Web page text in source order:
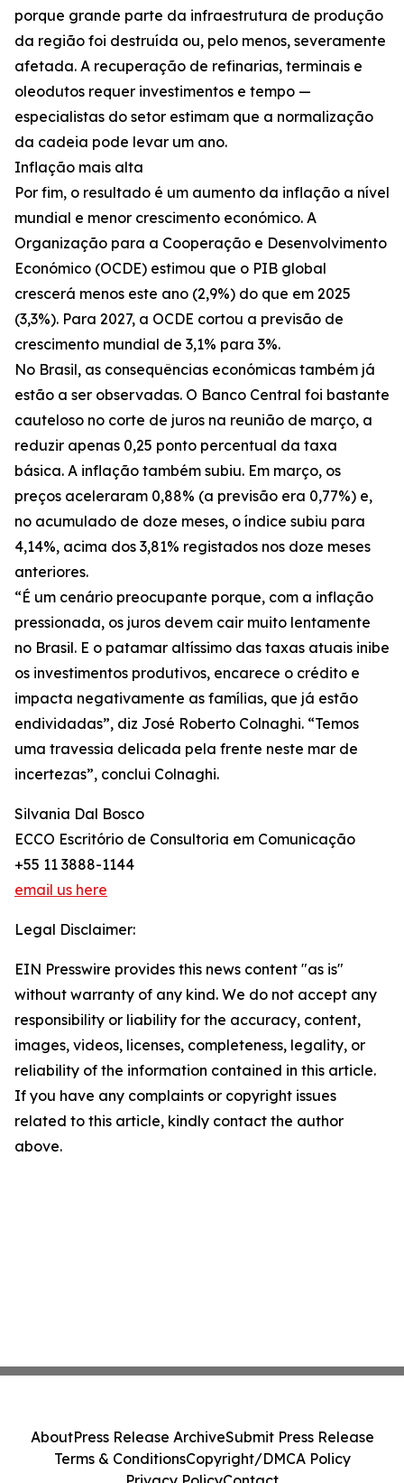
porque grande parte da infraestrutura de produção
da região foi destruída ou, pelo menos, severamente
afetada. A recuperação de refinarias, terminais e
oleodutos requer investimentos e tempo —
especialistas do setor estimam que a normalização
da cadeia pode levar um ano.
Inflação mais alta
Por fim, o resultado é um aumento da inflação a nível
mundial e menor crescimento económico. A
Organização para a Cooperação e Desenvolvimento
Económico (OCDE) estimou que o PIB global
crescerá menos este ano (2,9%) do que em 2025
(3,3%). Para 2027, a OCDE cortou a previsão de
crescimento mundial de 3,1% para 3%.
No Brasil, as consequências económicas também já
estão a ser observadas. O Banco Central foi bastante
cauteloso no corte de juros na reunião de março, a
reduzir apenas 0,25 ponto percentual da taxa
básica. A inflação também subiu. Em março, os
preços aceleraram 0,88% (a previsão era 0,77%) e,
no acumulado de doze meses, o índice subiu para
4,14%, acima dos 3,81% registados nos doze meses
anteriores.
“É um cenário preocupante porque, com a inflação
pressionada, os juros devem cair muito lentamente
no Brasil. E o patamar altíssimo das taxas atuais inibe
os investimentos produtivos, encarece o crédito e
impacta negativamente as famílias, que já estão
endividadas”, diz José Roberto Colnaghi. “Temos
uma travessia delicada pela frente neste mar de
incertezas”, conclui Colnaghi.
Silvania Dal Bosco
ECCO Escritório de Consultoria em Comunicação
+55 11 3888-1144
email us here
Legal Disclaimer:
EIN Presswire provides this news content "as is"
without warranty of any kind. We do not accept any
responsibility or liability for the accuracy, content,
images, videos, licenses, completeness, legality, or
reliability of the information contained in this article.
If you have any complaints or copyright issues
related to this article, kindly contact the author
above.
AboutPress Release ArchiveSubmit Press Release
Terms & ConditionsCopyright/DMCA Policy